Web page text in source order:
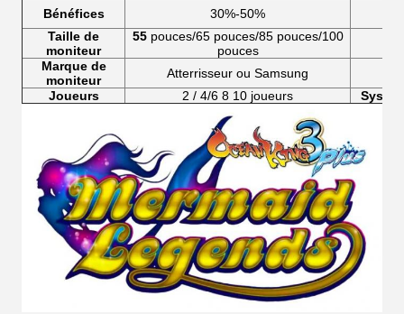
Bénéfices
30%-50%
Taille de
moniteur
55pouces/65 pouces/85 pouces/100
pouces
Marque de
moniteur
Atterrisseur ou Samsung
Joueurs
2 / 4/6 8 10 joueurs